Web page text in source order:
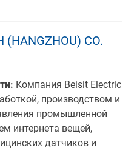
(HANGZHOU) CO.
Компания Beisit Electric
производством и
промышленной
интернета вещей,
датчиков и